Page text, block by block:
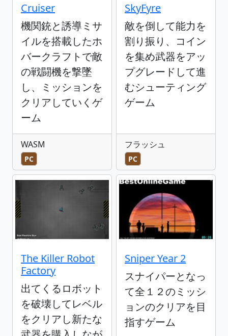
Cruiser
機関銃と誘導ミサ
イルを搭載したホ
バークラフトで敵
の戦闘機を撃墜
し、ミッションを
クリアしていくゲ
ーム
WASM
PC
SkyFyre
敵を倒して能力を
割り振り、コイン
を集め武器をアッ
プグレードして進
むシューティング
ゲーム
フラッシュ
PC
The Killer Robot
Factory
出てくるロボット
を破壊してレベル
をクリアし新たな
Sniper Year 2
スナイパーとなっ
て全１２のミッシ
ョンのクリアを目
指すゲーム